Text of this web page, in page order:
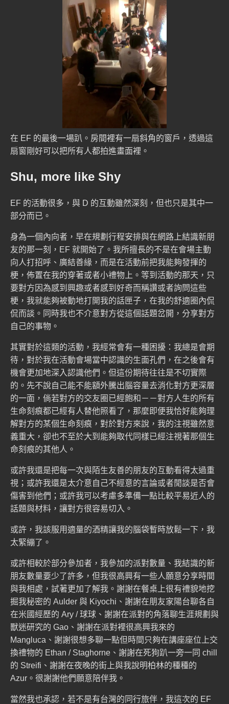
在 EF 的最後一場趴。房間裡有一扇斜角的窗戶，透過這
扇窗剛好可以把所有人都拍進畫面裡。
Shu, more like Shy
EF 的活動很多，與 D 的互動雖然深刻，但也只是其中一
部分而已。
身為一個內向者，早在規劃行程安排與在網路上結識新朋
友的那一刻，EF 就開始了。我所擅長的不是在會場主動
向人打招呼、廣結善緣，而是在活動前把我能夠發揮的
梗，佈置在我的穿著或者小禮物上。等到活動的那天，只
要對方因為感到興趣或者感到好奇而稱讚或者詢問這些
梗，我就能夠被動地打開我的話匣子，在我的舒適圈內侃
侃而談。同時我也不介意對方從這個話題岔開，分享對方
自己的事物。
其實對於這類的活動，我經常會有一種困擾：我總是會期
待，對於我在活動會場當中認識的生面孔們，在之後會有
機會更加地深入認識他們。但這份期待往往是不切實際
的。先不說自己能不能額外騰出腦容量去消化對方更深層
的一面，倘若對方的交友圈已經飽和－－對方人生的所有
生命刻痕都已經有人替他照看了，那麼即便我恰好能夠理
解對方的某個生命刻痕，對於對方來說，我的注視雖然意
義重大，卻也不至於大到能夠取代同樣已經注視著那個生
命刻痕的其他人。
或許我還是把每一次與陌生友善的朋友的互動看得太過重
視；或許我還是太介意自己不經意的言論或者閒談是否會
傷害到他們；或許我可以考慮多準備一點比較平易近人的
話題與材料，讓對方很容易切入。
或許，我該服用適量的酒精讓我的腦袋暫時放鬆一下，我
太緊繃了。
或許相較於部分參加者，我參加的派對數量、我結識的新
朋友數量要少了許多，但我很高興有一些人願意分享時間
與我相處，試著更加了解我。謝謝在餐桌上很有禮貌地挖
掘我秘密的 Aulder 與 Kiyochi、謝謝在朋友家陽台聊各自
在米國經歷的 Ary / 球球、謝謝在派對的角落聊生涯規劃與
獸迷研究的 Gao、謝謝在派對裡很高興我來的
Mangluca、謝謝很想多聊一點但時間只夠在講座座位上交
換禮物的 Ethan / Staghorne、謝謝在死狗趴一旁一同 chill
的 Streifi、謝謝在夜晚的街上與我說明柏林的種種的
Azur。很謝謝他們願意陪伴我。
當然我也承認，若不是有台灣的同行旅伴，我這次的 EF